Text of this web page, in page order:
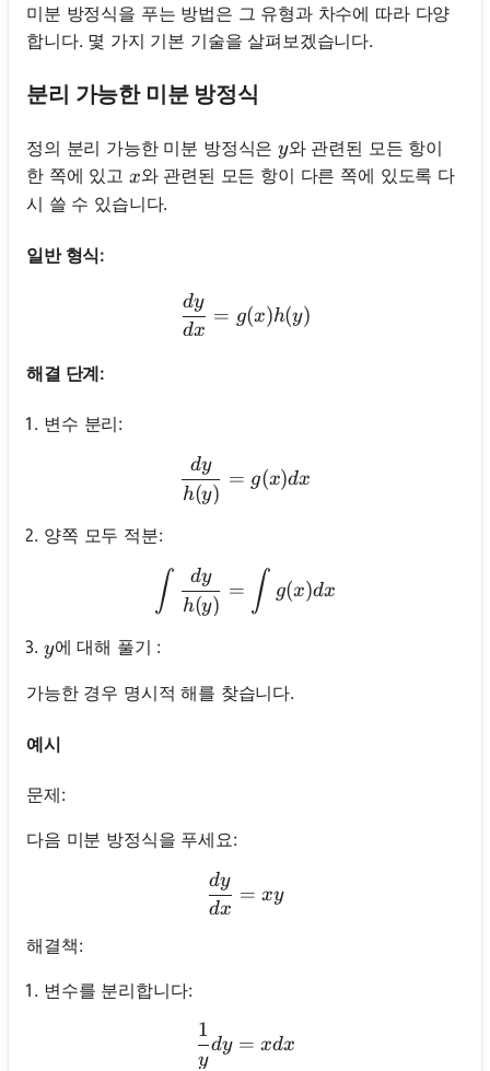
미분 방정식을 푸는 방법은 그 유형과 차수에 따라 다양
합니다. 몇 가지 기본 기술을 살펴보겠습니다.
분리 가능한 미분 방정식
정의 분리 가능한 미분 방정식은y
y와 관련된 모든 항이
한 쪽에 있고 x
x와 관련된 모든 항이 다른 쪽에 있도록 다
시 쓸 수 있습니다.
일반 형식:
\frac{d y}{d x}=g(x) h(y)
dx
dy
= g(x)h(y)
해결 단계:
변수 분리:
\frac{d y}{h(y)}=g(x) d x
h(y)
dy
= g(x)dx
양쪽 모두 적분:
\int \frac{d y}{h(y)}=\int
∫ h(y)
dy
= ∫ g(x)dx
y
y에 대해 풀기 :
가능한 경우 명시적 해를 찾습니다.
예시
문제:
다음 미분 방정식을 푸세요:
dx
dy
= xy
해결책:
변수를 분리합니다:
\frac{1}{y} d y=x d x
y
1
dy = xdx